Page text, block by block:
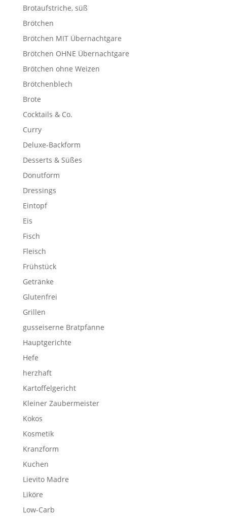
Brotaufstriche, süß
Brötchen
Brötchen MIT Übernachtgare
Brötchen OHNE Übernachtgare
Brötchen ohne Weizen
Brötchenblech
Brote
Cocktails & Co.
Curry
Deluxe-Backform
Desserts & Süßes
Donutform
Dressings
Eintopf
Eis
Fisch
Fleisch
Frühstück
Getränke
Glutenfrei
Grillen
gusseiserne Bratpfanne
Hauptgerichte
Hefe
herzhaft
Kartoffelgericht
Kleiner Zaubermeister
Kokos
Kosmetik
Kranzform
Kuchen
Lievito Madre
Liköre
Low-Carb